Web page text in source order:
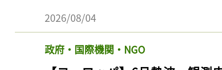
2026/08/04
政府・国際機関・NGO